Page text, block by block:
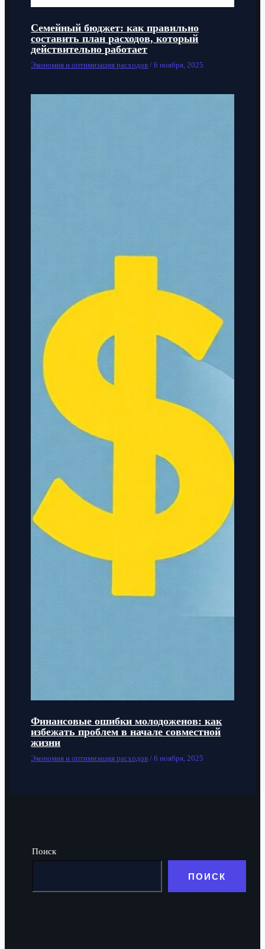
Семейный бюджет: как правильно
составить план расходов, который
действительно работает
Экономия и оптимизация расходов /6 ноября, 2025
Финансовые ошибки молодоженов: как
избежать проблем в начале совместной
жизни
Экономия и оптимизация расходов /6 ноября, 2025
Поиск
ПОИСК